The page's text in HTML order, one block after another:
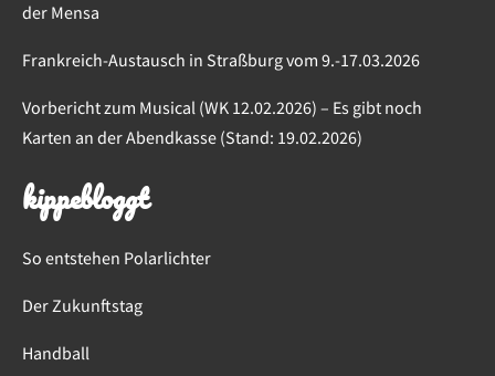
der Mensa
Frankreich-Austausch in Straßburg vom 9.-17.03.2026
Vorbericht zum Musical (WK 12.02.2026) – Es gibt noch
Karten an der Abendkasse (Stand: 19.02.2026)
kippebloggt
So entstehen Polarlichter
Der Zukunftstag
Handball